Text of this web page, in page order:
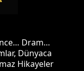
Dram…
Dünyaca
Hikayeler